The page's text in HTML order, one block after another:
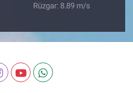
Rüzgar: 8.89 m/s